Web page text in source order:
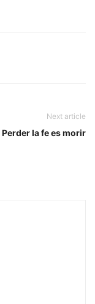
Next article
Perder la fe es morir